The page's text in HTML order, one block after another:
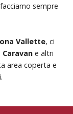
sempre
Vallette, ci
e altri
area coperta e